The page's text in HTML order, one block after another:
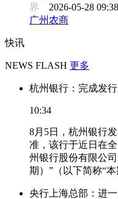
界 2026-05-28
广州农商
快讯
NEWS FLASH 更多
杭州银行：完成发
10:34
8月5日，杭州银行
准，该行于近日在
州银行股份有限公
期）”（以下简称“本
央行上海总部：进